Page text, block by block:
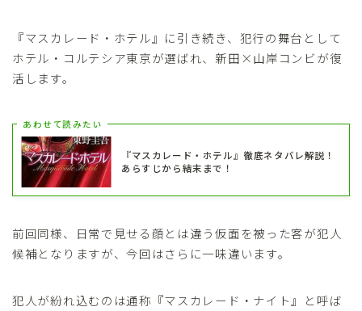
『マスカレード・ホテル』に引き続き、犯行の舞台として
ホテル・コルテシア東京が選ばれ、新田×山岸コンビが復
活します。
あわせて読みたい
『マスカレード・ホテル』徹底ネタバレ解説！
あらすじから結末まで！
前回同様、日常で見せる顔とは違う仮面を被った客が犯人
候補となりますが、今回はさらに一味違います。
犯人が紛れ込むのは通称『マスカレード・ナイト』と呼ば